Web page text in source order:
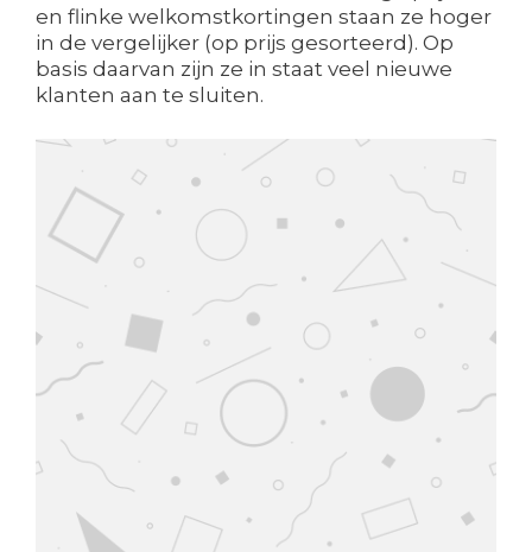
en flinke welkomstkortingen staan ze hoger
in de vergelijker (op prijs gesorteerd). Op
basis daarvan zijn ze in staat veel nieuwe
klanten aan te sluiten.